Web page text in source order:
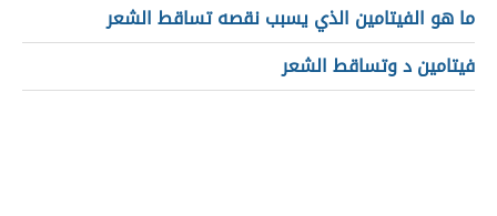
ما هو الفيتامين الذي يسبب نقصه تساقط الشعر
فيتامين د وتساقط الشعر